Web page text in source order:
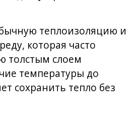
теплоизоляцию и
которая часто
толстым слоем
температуры до
сохранить тепло без